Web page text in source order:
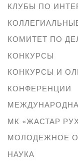
КЛУБЫ ПО
КОМИТЕТ ПО
КОНКУРСЫ
КОНКУРСЫ И
КОНФЕРЕНЦИИ
МК «ЖАСТАР
МОЛОДЕЖНОЕ
НАУКА